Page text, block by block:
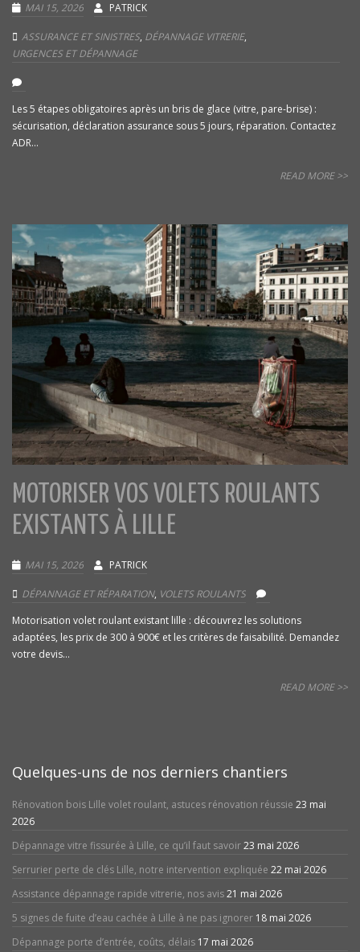
MAI 15, 2026 PATRICK
ASSURANCE ET SINISTRES, DÉPANNAGE VITRERIE,
URGENCES ET DÉPANNAGE
Les 5 étapes obligatoires après un bris de glace (vitre, pare-brise) :
sécurisation, déclaration assurance sous 5 jours, réparation. Contactez
ADR...
READ MORE >>
MOTORISER VOS VOLETS ROULANTS
EXISTANTS À LILLE
MAI 15, 2026 PATRICK
DÉPANNAGE ET RÉPARATION, VOLETS ROULANTS
Motorisation volet roulant existant lille : découvrez les solutions
adaptées, les prix de 300 à 900€ et les critères de faisabilité. Demandez
votre devis...
READ MORE >>
Quelques-uns de nos derniers chantiers
Rénovation bois Lille volet roulant, astuces rénovation réussie 23 mai
2026
Dépannage vitre fissurée à Lille, ce qu’il faut savoir23 mai 2026
Serrurier perte de clés Lille, notre intervention expliquée 22 mai 2026
Assistance dépannage rapide vitrerie, nos avis21 mai 2026
5 signes de fuite d’eau cachée à Lille à ne pas ignorer 18 mai 2026
Dépannage porte d’entrée, coûts, délais 17 mai 2026